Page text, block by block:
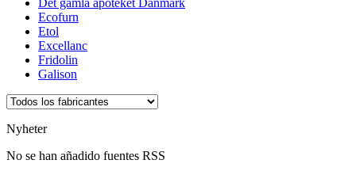
Det gamla apoteket Danmark
Ecofurn
Etol
Excellanc
Fridolin
Galison
Nyheter
No se han añadido fuentes RSS